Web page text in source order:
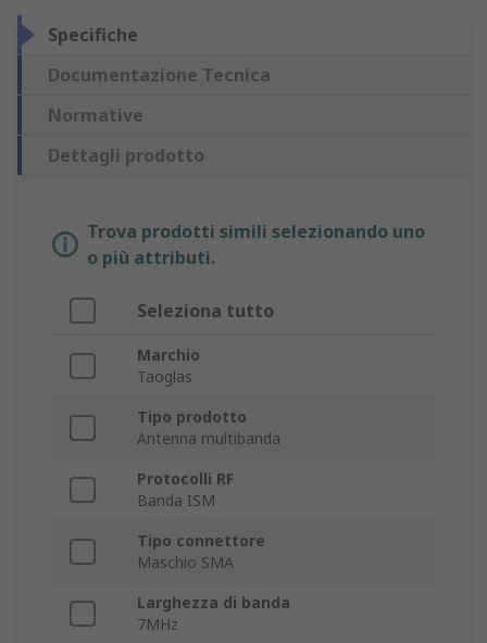
Specifiche
Documentazione Tecnica
Normative
Dettagli prodotto
Trova prodotti simili selezionando uno
o più attributi.
Seleziona tutto
Marchio
Taoglas
Tipo prodotto
Antenna multibanda
Protocolli RF
Banda ISM
Tipo connettore
Maschio SMA
Larghezza di banda
7MHz